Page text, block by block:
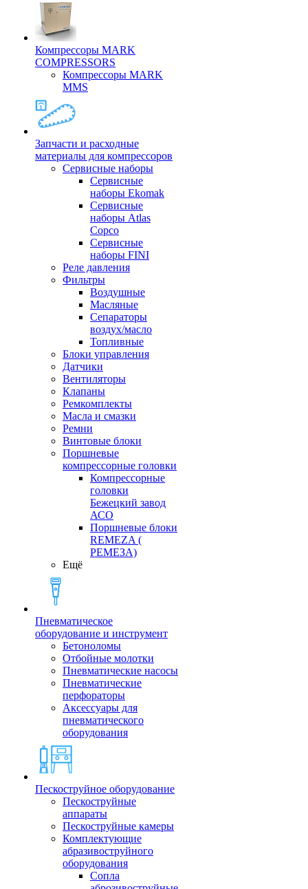
Компрессоры MARK
COMPRESSORS
Компрессоры MARK
MMS
Запчасти и расходные
материалы для компрессоров
Cервисные наборы
Сервисные
наборы Ekomak
Cервисные
наборы Atlas
Copco
Сервисные
наборы FINI
Реле давления
Фильтры
Воздушные
Масляные
Сепараторы
воздух/масло
Топливные
Блоки управления
Датчики
Вентиляторы
Клапаны
Ремкомплекты
Масла и смазки
Ремни
Винтовые блоки
Поршневые
компрессорные головки
Компрессорные
головки
Бежецкий завод
АСО
Поршневые блоки
REMEZA (
РЕМЕЗА)
Ещё
Пневматическое
оборудование и инструмент
Бетоноломы
Отбойные молотки
Пневматические насосы
Пневматические
перфораторы
Аксессуары для
пневматического
оборудования
Пескоструйное оборудование
Пескоструйные
аппараты
Пескоструйные камеры
Комплектующие
абразивоструйного
оборудования
Сопла